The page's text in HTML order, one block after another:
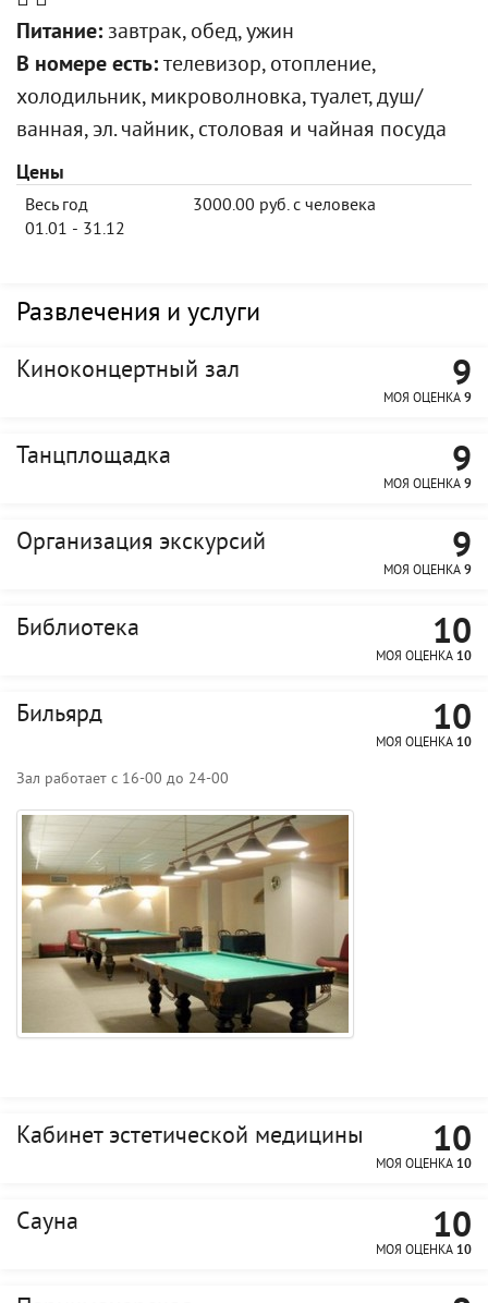
Питание: завтрак, обед, ужин
В номере есть: телевизор, отопление,
холодильник, микроволновка, туалет, душ/
ванная, эл. чайник, столовая и чайная посуда
Цены
Весь год
01.01 - 31.12
3000.00 руб. с человека
Развлечения и услуги
Киноконцертный зал 9
МОЯ ОЦЕНКА 9
Танцплощадка 9
МОЯ ОЦЕНКА 9
Организация экскурсий 9
МОЯ ОЦЕНКА 9
Библиотека 10
МОЯ ОЦЕНКА 10
Бильярд 10
МОЯ ОЦЕНКА 10
Зал работает с 16-00 до 24-00
Кабинет эстетической медицины 10
МОЯ ОЦЕНКА 10
Сауна 10
МОЯ ОЦЕНКА 10